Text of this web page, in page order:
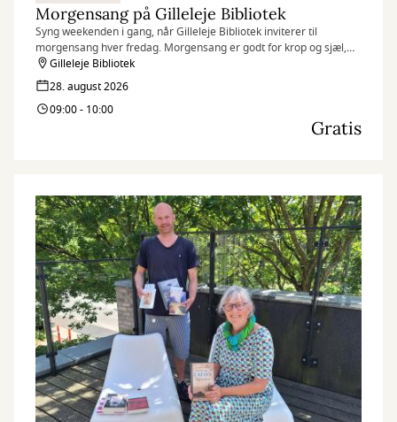
Morgensang på Gilleleje Bibliotek
Syng weekenden i gang, når Gilleleje Bibliotek inviterer til
morgensang hver fredag. Morgensang er godt for krop og sjæl,
humøret løftes, og fællesskabet styrkes.
Gilleleje Bibliotek
28. august 2026
09:00 - 10:00
Gratis